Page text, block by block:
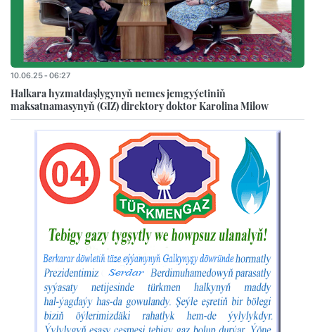
10.06.25 - 06:27
Halkara hyzmatdaşlygynyň nemes jemgyýetiniň
maksatnamasynyň (GIZ) direktory doktor Karolina Milow